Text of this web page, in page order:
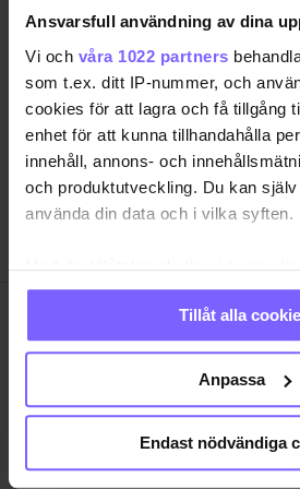
Ansvarsfull användning av dina
Vi och våra 1022 partners
som t.ex. ditt IP-nummer, och
cookies för att lagra och få tillgång
enhet för att kunna tillhandahålla
innehåll, annons- och
och produktutveckling. Du kan
använda din data och i vilka syften.
Med din tillåtelse skulle vi även
Samla in information om din
som kan ha en noggrannhet på
Identifiera din enhet genom
för specifika kännetecken
Ta reda på mer om hur dina
Du kan ändra eller dra tillbaka ditt
helst från cookie-förklaringen.
Tillåt alla
Anpassa
Endast nödvändiga
LIVSSTIL
RESA
QRUISER
SHOP
HÄR
egen röst med månadstidningen
nyhetstidningen qx.se som
lever i och den kultur och de
om. I QX Shop finns en mängd
varor. Vi arrangerar i samarbete
regelbundet event där QX-